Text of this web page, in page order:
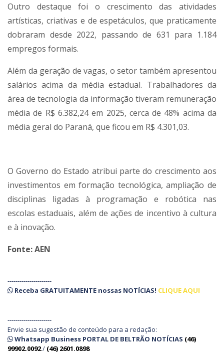
Outro destaque foi o crescimento das atividades
artísticas, criativas e de espetáculos, que praticamente
dobraram desde 2022, passando de 631 para 1.184
empregos formais.
Além da geração de vagas, o setor também apresentou
salários acima da média estadual. Trabalhadores da
área de tecnologia da informação tiveram remuneração
média de R$ 6.382,24 em 2025, cerca de 48% acima da
média geral do Paraná, que ficou em R$ 4.301,03.
O Governo do Estado atribui parte do crescimento aos
investimentos em formação tecnológica, ampliação de
disciplinas ligadas à programação e robótica nas
escolas estaduais, além de ações de incentivo à cultura
e à inovação.
Fonte:AEN
----------------------
Receba GRATUITAMENTE nossas NOTÍCIAS! CLIQUE AQUI
----------------------
Envie sua sugestão de conteúdo para a redação:
Whatsapp Business PORTAL DE BELTRÃO NOTÍCIAS (46)
99902.0092/ (46) 2601.0898